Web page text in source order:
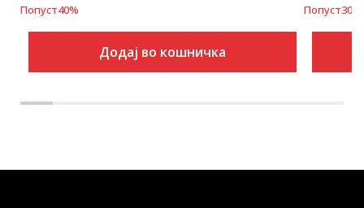
Попуст40%
Додај во кошничка
Попуст30